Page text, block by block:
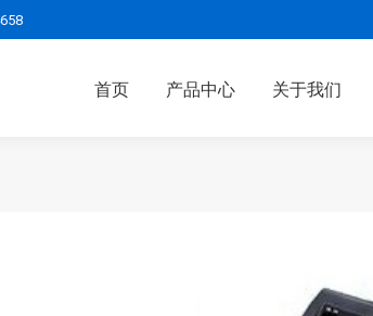
首页 产品中心 关于我们